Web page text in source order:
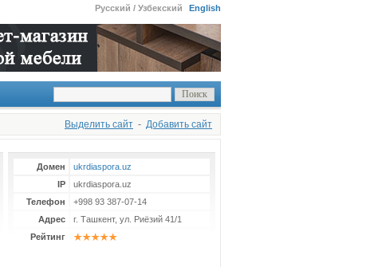
Русский / Узбекский English
Выделить сайт - Добавить сайт
Домен
ukrdiaspora.uz
IP
ukrdiaspora.uz
Телефон
+998 93 387-07-14
Адрес
г. Ташкент, ул. Риёзий 41/1
Рейтинг